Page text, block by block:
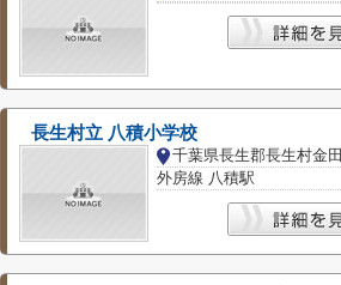
長生村立 八積小学校
千葉県長生郡長生村金田
外房線 八積駅